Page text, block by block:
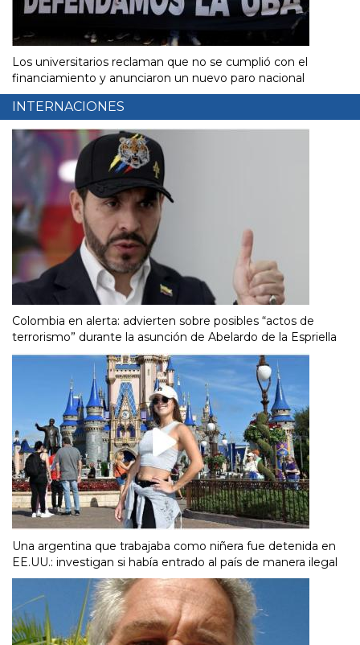
Los universitarios reclaman que no se cumplió con el
financiamiento y anunciaron un nuevo paro nacional
INTERNACIONES
Colombia en alerta: advierten sobre posibles “actos de
terrorismo” durante la asunción de Abelardo de la Espriella
Una argentina que trabajaba como niñera fue detenida en
EE.UU.: investigan si había entrado al país de manera ilegal